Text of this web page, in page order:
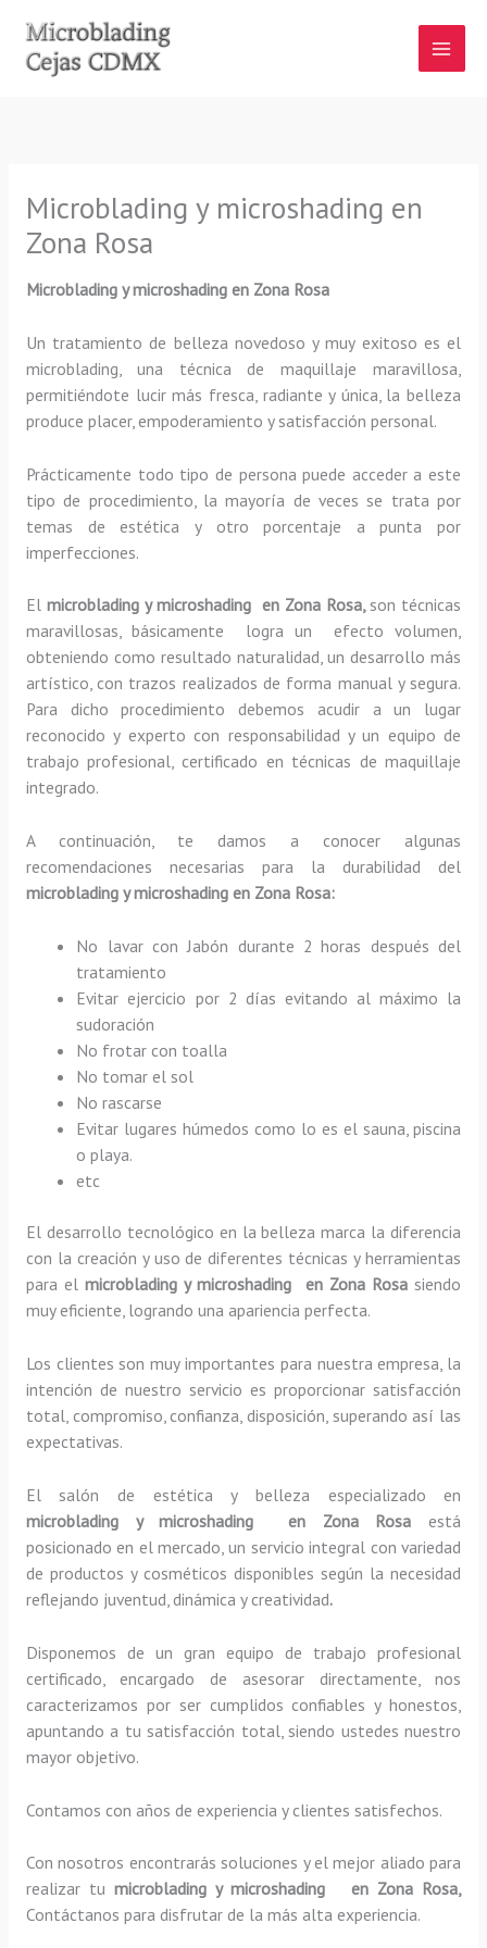
contenido
Microblading y microshading en
Zona Rosa
Microblading y microshading en Zona Rosa
Un tratamiento de belleza novedoso y muy exitoso es el
microblading, una técnica de maquillaje maravillosa,
permitiéndote lucir más fresca, radiante y única, la belleza
produce placer, empoderamiento y satisfacción personal.
Prácticamente todo tipo de persona puede acceder a este
tipo de procedimiento, la mayoría de veces se trata por
temas de estética y otro porcentaje a punta por
imperfecciones.
El microblading y microshading en Zona Rosa,son técnicas
maravillosas, básicamente
logra un efecto volumen,
obteniendo como resultado naturalidad, un desarrollo más
artístico, con trazos realizados de forma manual y segura.
Para dicho procedimiento debemos acudir a un lugar
reconocido y experto con responsabilidad y un equipo de
trabajo profesional, certificado en técnicas de maquillaje
integrado.
A continuación, te damos a conocer algunas
recomendaciones necesarias para la durabilidad del
microblading y microshading en Zona Rosa:
No lavar con Jabón durante 2 horas después del
tratamiento
Evitar ejercicio por 2 días evitando al máximo la
sudoración
No frotar con toalla
No tomar el sol
No rascarse
Evitar lugares húmedos como lo es el sauna, piscina
o playa.
etc
El desarrollo tecnológico en la belleza marca la diferencia
con la creación y uso de diferentes técnicas y herramientas
para elmicroblading y microshading en Zona Rosa siendo
muy eficiente, logrando una apariencia perfecta.
Los clientes son muy importantes para nuestra empresa, la
intención de nuestro servicio es proporcionar satisfacción
total, compromiso, confianza, disposición, superando así las
expectativas.
El salón de estética y belleza especializado en
microblading y microshading en Zona Rosa está
posicionado en el mercado, un servicio integral con variedad
de productos y cosméticos disponibles según la necesidad
reflejando juventud, dinámica y creatividad.
Disponemos de un gran equipo de trabajo profesional
certificado, encargado de asesorar directamente, nos
caracterizamos por ser cumplidos confiables y honestos,
apuntando a tu satisfacción total, siendo ustedes nuestro
mayor objetivo.
Contamos con años de experiencia y clientes satisfechos.
Con nosotros encontrarás soluciones y el mejor aliado para
realizar tu microblading y microshading en Zona Rosa,
Contáctanos para disfrutar de la más alta experiencia.